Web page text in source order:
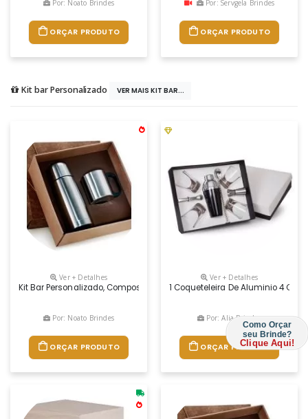
Por: Noato Brindes
ORÇAR PRODUTO
Por: Servgela Brindes
ORÇAR PRODUTO
Kit bar Personalizado VER MAIS KIT BAR...
Ver + Detalhes
Kit Bar Personalizado, Composto Por Caixa De Presente, Garrafa
Por: Noato Brindes
ORÇAR PRODUTO
Ver + Detalhes
1 Coqueteleira De Aluminio 4
Por: Alia Brindes
ORÇAR PRODUTO
Como Orçar
seu Brinde?
Clique Aqui!